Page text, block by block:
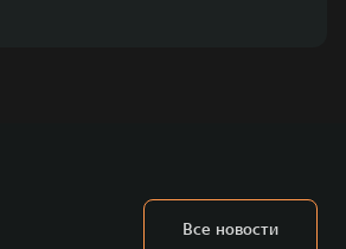
Все новости